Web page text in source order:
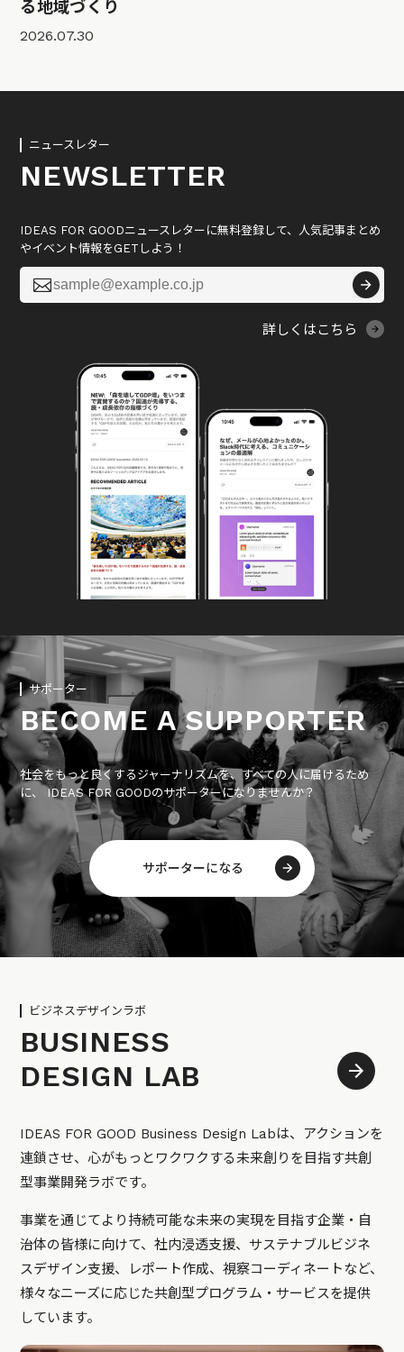
る地域づくり
2026.07.30
ニュースレター
NEWSLETTER
IDEAS FOR GOODニュースレターに無料登録して、人気記事まとめ
やイベント情報をGETしよう！

詳しくはこちら
サポーター
BECOME A SUPPORTER
社会をもっと良くするジャーナリズムを、すべての人に届けるため
に、 IDEAS FOR GOODのサポーターになりませんか？
サポーターになる
ビジネスデザインラボ
BUSINESS
DESIGN LAB
IDEAS FOR GOOD Business Design Labは、アクションを
連鎖させ、心がもっとワクワクする未来創りを目指す共創
型事業開発ラボです。
事業を通じてより持続可能な未来の実現を目指す企業・自
治体の皆様に向けて、社内浸透支援、サステナブルビジネ
スデザイン支援、レポート作成、視察コーディネートなど、
様々なニーズに応じた共創型プログラム・サービスを提供
しています。